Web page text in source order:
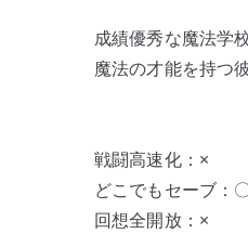
成績優秀な魔法学
魔法の才能を持つ
戦闘高速化：×
どこでもセーブ：
回想全開放：×